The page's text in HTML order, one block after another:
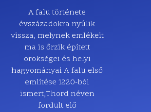
A falu története
évszázadokra nyúlik
vissza, melynek emlékeit
ma is őrzik épített
örökségei és helyi
hagyományai A falu első
említése 1220-ból
ismert,Thord néven
fordult elő